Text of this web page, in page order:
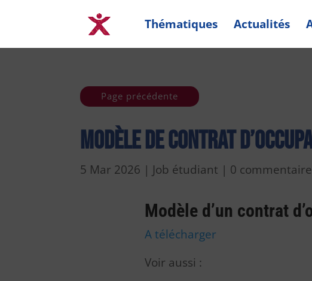
Thématiques Actualités
Page précédente
Modèle de contrat
5 Mar 2026 | Job étudiant | 0
Modèle d’un contrat
A télécharger
Voir aussi :